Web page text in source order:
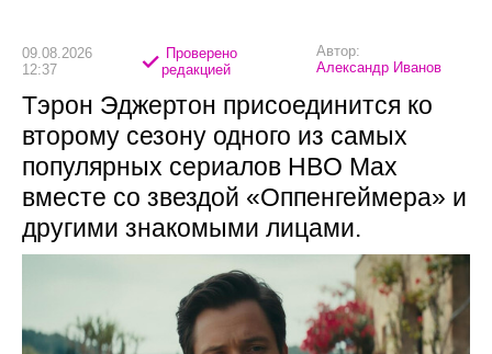
09.08.2026
12:37
Проверено
редакцией
Автор:
Александр Иванов
Тэрон Эджертон присоединится ко
второму сезону одного из самых
популярных сериалов HBO Max
вместе со звездой «Оппенгеймера» и
другими знакомыми лицами.